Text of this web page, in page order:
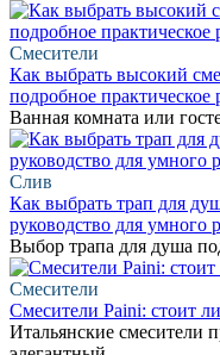
Смесители
Как выбрать высокий
подробное практическое
Ванная комната или
Слив
Как выбрать трап для
руководство для умного
Выбор трапа для душа
Смесители
Смесители Paini: стоит
Итальянские